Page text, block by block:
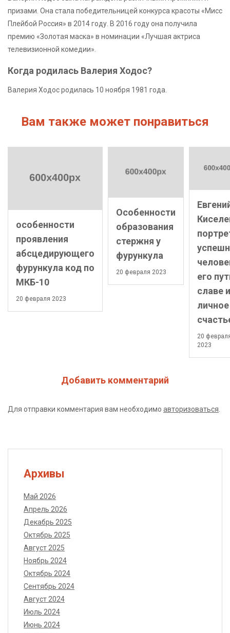
призами. Она стала победительницей конкурса красоты «Мисс
Плейбой Россия» в 2014 году. В 2016 году она получила
премию «Золотая маска» в номинации «Лучшая актриса
телевизионной комедии».
Когда родилась Валерия Ходос?
Валерия Ходос родилась 10 ноября 1981 года.
Вам также может понравиться
особенности
проявления
абсцедирующего
фурункула код по
МКБ-10
20 февраля 2023
Особенности
образования
стержня у
фурункула
20 февраля 2023
его
славе и
личное
20
2023
Добавить комментарий
Для отправки комментария вам необходимо авторизоваться
Архивы
Май 2026
Апрель 2026
Декабрь 2025
Октябрь 2025
Август 2025
Ноябрь 2024
Октябрь 2024
Сентябрь 2024
Август 2024
Июль 2024
Июнь 2024